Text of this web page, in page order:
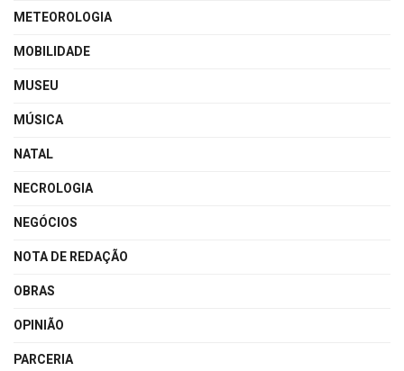
METEOROLOGIA
MOBILIDADE
MUSEU
MÚSICA
NATAL
NECROLOGIA
NEGÓCIOS
NOTA DE REDAÇÃO
OBRAS
OPINIÃO
PARCERIA